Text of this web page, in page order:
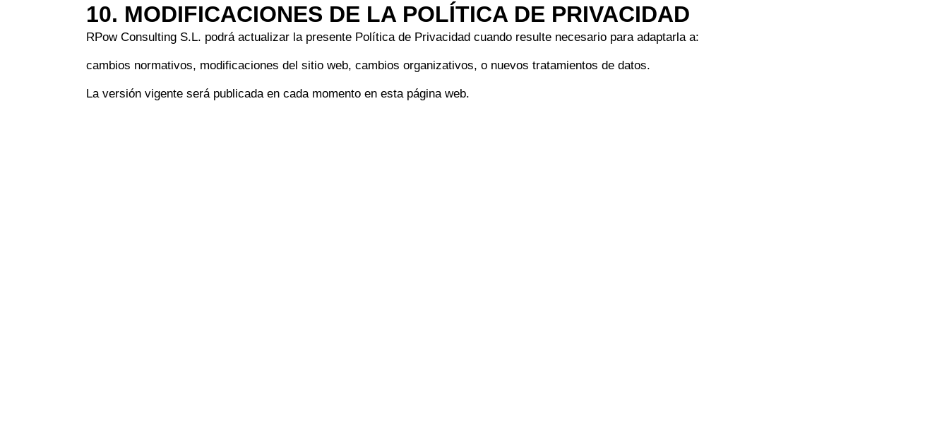
10. MODIFICACIONES DE LA POLÍTICA DE PRIVACIDAD
RPow Consulting S.L. podrá actualizar la presente Política de Privacidad cuando resulte necesario para adaptarla a:
cambios normativos, modificaciones del sitio web, cambios organizativos, o nuevos tratamientos de datos.
La versión vigente será publicada en cada momento en esta página web.